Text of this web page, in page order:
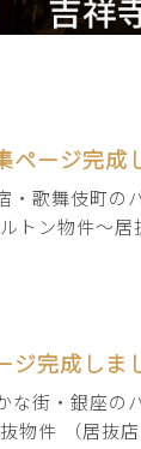
ージ完成
・歌舞伎町
トン物件～居
完成しま
な街・銀座
物件 （居抜店